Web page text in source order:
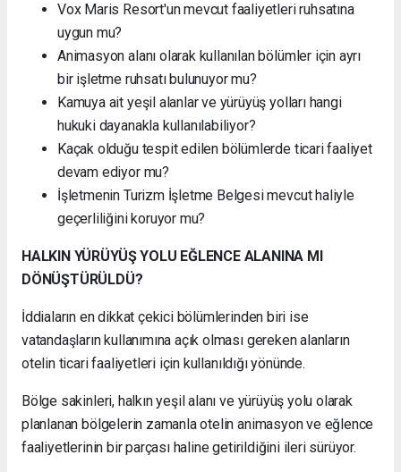
Vox Maris Resort'un mevcut faaliyetleri ruhsatına
uygun mu?
Animasyon alanı olarak kullanılan bölümler için ayrı
bir işletme ruhsatı bulunuyor mu?
Kamuya ait yeşil alanlar ve yürüyüş yolları hangi
hukuki dayanakla kullanılabiliyor?
Kaçak olduğu tespit edilen bölümlerde ticari faaliyet
devam ediyor mu?
İşletmenin Turizm İşletme Belgesi mevcut haliyle
geçerliliğini koruyor mu?
HALKIN YÜRÜYÜŞ YOLU EĞLENCE ALANINA MI
DÖNÜŞTÜRÜLDÜ?
İddiaların en dikkat çekici bölümlerinden biri ise
vatandaşların kullanımına açık olması gereken alanların
otelin ticari faaliyetleri için kullanıldığı yönünde.
Bölge sakinleri, halkın yeşil alanı ve yürüyüş yolu olarak
planlanan bölgelerin zamanla otelin animasyon ve eğlence
faaliyetlerinin bir parçası haline getirildiğini ileri sürüyor.